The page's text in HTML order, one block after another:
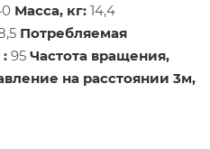
Масса, кг: 14,4
Потребляемая
: 95 Частота вращения,
на расстоянии 3м,